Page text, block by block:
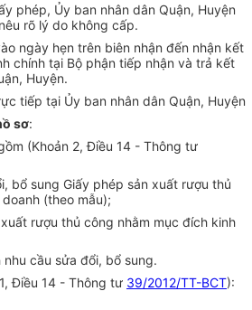
phép, Ủy ban nhân dân Quận, Huyện
rõ lý do không cấp.
ngày hẹn trên biên nhận đến nhận kết
chính tại Bộ phận tiếp nhận và trả kết
Huyện.
tiếp tại Ủy ban nhân dân Quận, Huyện
sơ:
(Khoản 2, Điều 14 - Thông tư
bổ sung Giấy phép sản xuất rượu thủ
(theo mẫu);
rượu thủ công nhằm mục đích kinh
cầu sửa đổi, bổ sung.
Điều 14 - Thông tư 39/2012/TT-BCT):